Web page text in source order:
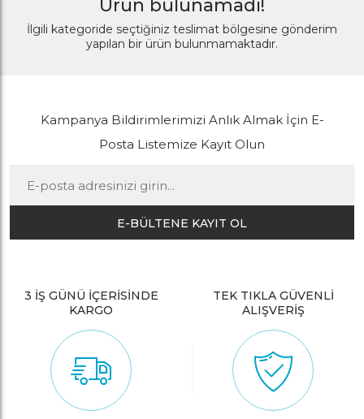
Ürün bulunamadı!
İlgili kategoride seçtiğiniz teslimat bölgesine gönderim
yapılan bir ürün bulunmamaktadır.
Kampanya Bildirimlerimizi Anlık Almak İçin E-
Posta Listemize Kayıt Olun
E-BÜLTENE KAYIT OL
3 İŞ GÜNÜ İÇERİSİNDE
KARGO
TEK TIKLA GÜVENLİ
ALIŞVERİŞ